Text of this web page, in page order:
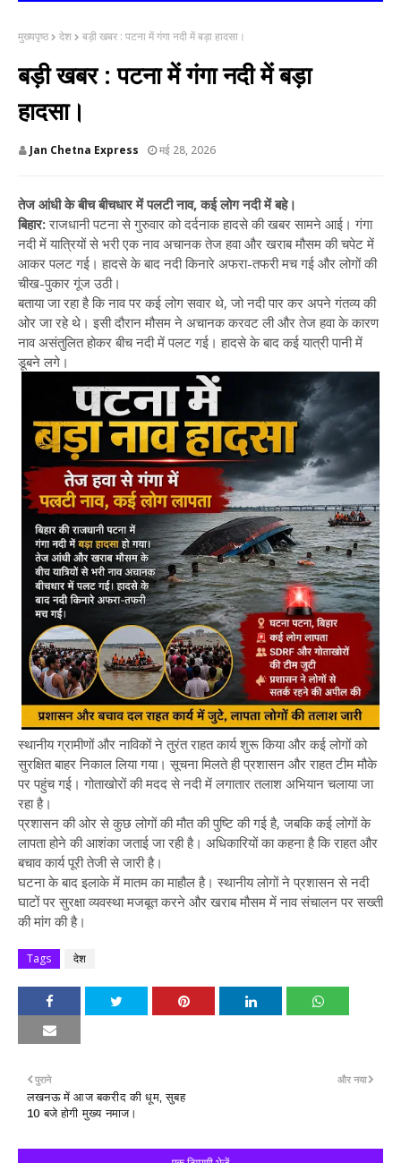
मुख्यपृष्ठ देश बड़ी खबर : पटना में गंगा नदी में बड़ा हादसा।
बड़ी खबर : पटना में गंगा नदी में बड़ा
हादसा।
Jan Chetna Express मई 28, 2026
तेज आंधी के बीच बीचधार में पलटी नाव, कई लोग नदी में बहे।
बिहार:राजधानी पटना से गुरुवार को दर्दनाक हादसे की खबर सामने आई। गंगा
नदी में यात्रियों से भरी एक नाव अचानक तेज हवा और खराब मौसम की चपेट में
आकर पलट गई। हादसे के बाद नदी किनारे अफरा-तफरी मच गई और लोगों की
चीख-पुकार गूंज उठी।
बताया जा रहा है कि नाव पर कई लोग सवार थे, जो नदी पार कर अपने गंतव्य की
ओर जा रहे थे। इसी दौरान मौसम ने अचानक करवट ली और तेज हवा के कारण
नाव असंतुलित होकर बीच नदी में पलट गई। हादसे के बाद कई यात्री पानी में
डूबने लगे।
स्थानीय ग्रामीणों और नाविकों ने तुरंत राहत कार्य शुरू किया और कई लोगों को
सुरक्षित बाहर निकाल लिया गया। सूचना मिलते ही प्रशासन और राहत टीम मौके
पर पहुंच गई। गोताखोरों की मदद से नदी में लगातार तलाश अभियान चलाया जा
रहा है।
प्रशासन की ओर से कुछ लोगों की मौत की पुष्टि की गई है, जबकि कई लोगों के
लापता होने की आशंका जताई जा रही है। अधिकारियों का कहना है कि राहत और
बचाव कार्य पूरी तेजी से जारी है।
घटना के बाद इलाके में मातम का माहौल है। स्थानीय लोगों ने प्रशासन से नदी
घाटों पर सुरक्षा व्यवस्था मजबूत करने और खराब मौसम में नाव संचालन पर सख्ती
की मांग की है।
Tags देश
और नया
पुराने
लखनऊ में आज बकरीद की धूम, सुबह
10 बजे होगी मुख्य नमाज।